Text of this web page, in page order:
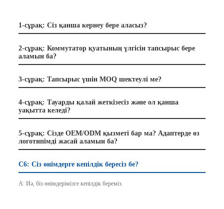
1-сұрақ: Сіз қанша кернеу бере аласыз?
2-сұрақ: Коммутатор қуатының үлгісін тапсырыс бере
аламын ба?
3-сұрақ: Тапсырыс үшін MOQ шектеулі ме?
4-сұрақ: Тауарды қалай жеткізесіз және ол қанша
уақытта келеді?
5-сұрақ: Сізде OEM/ODM қызметі бар ма? Адаптерде өз
логотипімді жасай аламын ба?
С6: Сіз өнімдерге кепілдік бересіз бе?
A: Иә, біз өнімдерімізге кепілдік береміз.